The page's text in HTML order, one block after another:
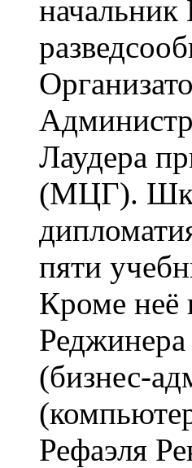
начальник
Лаудера
(МЦГ).
пяти
Кроме
(бизнес-
Рефаэля